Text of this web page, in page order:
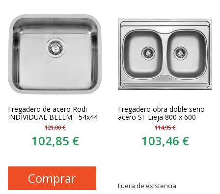
Fregadero de acero Rodi
INDIVIDUAL BELEM - 54x44
121,00 €
102,85 €
Comprar
Fregadero obra doble seno
acero SF Lieja 800 x 600
114,95 €
103,46 €
Fuera de existencia